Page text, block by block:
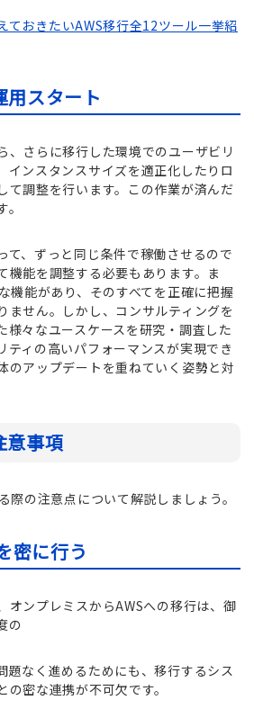
ておきたいAWS移行全12ツール一挙紹
用スタート
、さらに移行した環境でのユーザビリ
インスタンスサイズを適正化したりロ
て調整を行います。この作業が済んだ
。
て、ずっと同じ条件で稼働させるので
機能を調整する必要もあります。ま
機能があり、そのすべてを正確に把握
ません。しかし、コンサルティングを
様々なユースケースを研究・調査した
ティの高いパフォーマンスが実現でき
のアップデートを重ねていく姿勢と対
意事項
際の注意点について解説しましょう。
密に行う
オンプレミスからAWSへの移行は、御
の
題なく進めるためにも、移行するシス
の密な連携が不可欠です。